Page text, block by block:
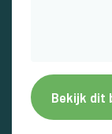
Bekijk dit